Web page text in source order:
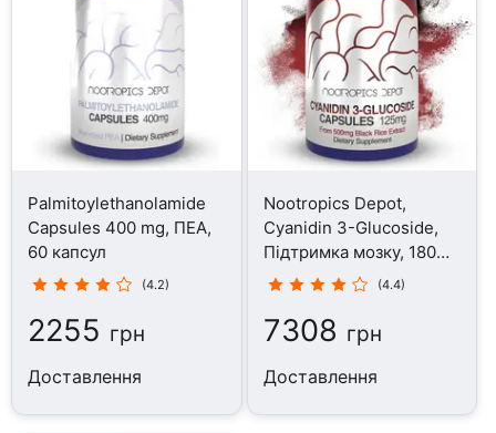
Palmitoylethanolamide
Capsules 400 mg, ПЕА,
60 капсул
(4.2)
2255 грн
Доставлення
Nootropics Depot,
Cyanidin 3-Glucoside,
Підтримка мозку, 180
капсул
(4.4)
7308 грн
Доставлення